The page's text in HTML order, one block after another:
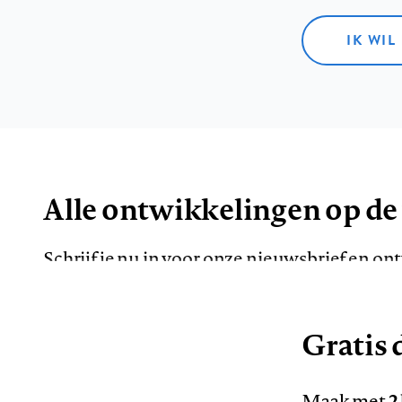
IK WIL
Alle ontwikkelingen op de
Schrijf je nu in voor onze nieuwsbrief en
Gratis